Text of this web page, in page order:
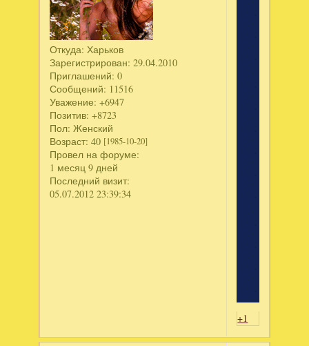
Откуда: Харьков
Зарегистрирован: 29.04.2010
Приглашений: 0
Сообщений: 11516
Уважение: +6947
Позитив: +8723
Пол: Женский
Возраст: 40 [1985-10-20]
Провел на форуме:
1 месяц 9 дней
Последний визит:
05.07.2012 23:39:34
+1